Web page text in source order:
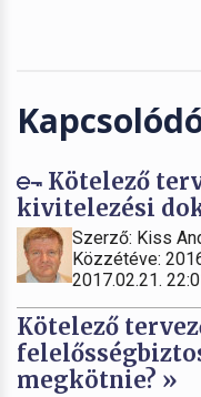
Kötelező
kivitelezési
Szerző: Kiss
Közzétéve:
2017.02.21.
Kötelező
megkötnie? »